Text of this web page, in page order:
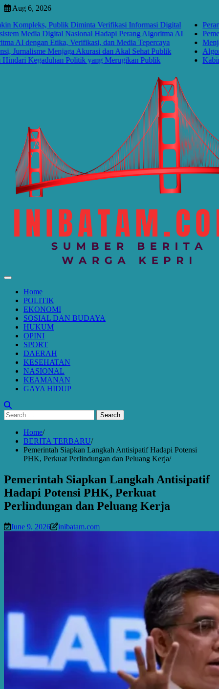
Skip
content
Aug 6, 2026
Publik Diminta Verifikasi Informasi Digital
Media Digital Nasional Hadapi Perang Algoritma AI
dengan Etika, Verifikasi, dan Media Tepercaya
Menjaga Akurasi dan Akal Sehat Publik
Kegaduhan Politik yang Merugikan Publik
Perang
Kabinet
Home
POLITIK
EKONOMI
SOSIAL DAN BUDAYA
HUKUM
OPINI
SPORT
DAERAH
KESEHATAN
NASIONAL
KEAMANAN
GAYA HIDUP
Search
for:
Home
BERITA TERBARU
Pemerintah Siapkan Langkah Antisipatif Hadapi Potensi
PHK, Perkuat Perlindungan dan Peluang Kerja
Pemerintah Siapkan Langkah Antisipatif
Hadapi Potensi PHK, Perkuat
Perlindungan dan Peluang Kerja
June 9, 2026 inibatam.com